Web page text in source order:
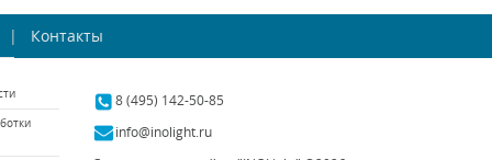
люстра
Electron 1754-
6P
10 шт.
16200 р.
Подвесная люстра
В наличии 4 шт.
Контакты
8 (495) 142-50-85
info@inolight.ru